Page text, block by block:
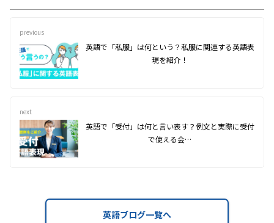
previous
英語で「私服」は何という？私服に関連する英語表
現を紹介！
next
英語で「受付」は何と言い表す？例文と実際に受付
で使える会…
英語ブログ一覧へ